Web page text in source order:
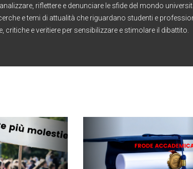
riflettere e denunciare le sfide del mondo
e temi di attualità che riguardano studenti e
e veritiere per sensibilizzare e stimolare il dibattito.